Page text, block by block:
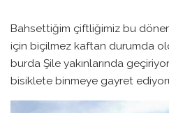
Bahsettiğim çiftliğimiz bu
için biçilmez kaftan durumda
burda Şile yakınlarında
bisiklete binmeye gayret